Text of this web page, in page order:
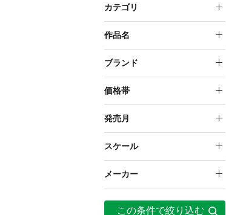
限定品
カテゴリ
プラモデルオプションパー
作品名
創彩少女庭園
ブランド
タイニークローゼット
価格帯
2,000円～4,999円
発売月
2027年5月
スケール
1/10
メーカー
壽屋
この条件で絞り込む